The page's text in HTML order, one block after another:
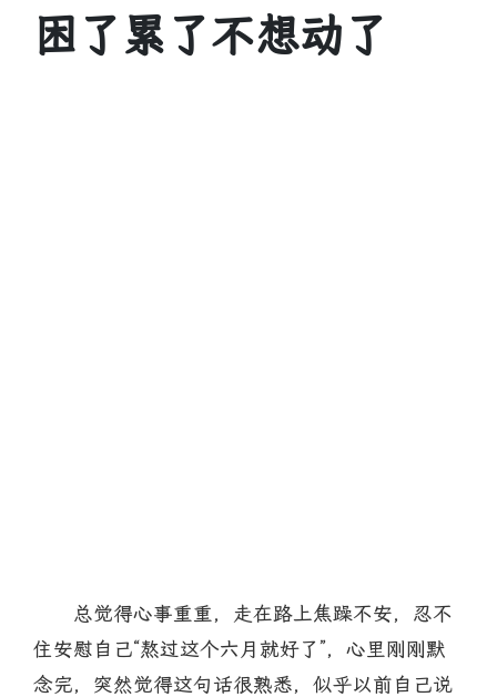
困了累了不想动了
总觉得心事重重，走在路上焦躁不安，忍不
住安慰自己“熬过这个六月就好了”，心里刚刚默
念完，突然觉得这句话很熟悉，似乎以前自己说